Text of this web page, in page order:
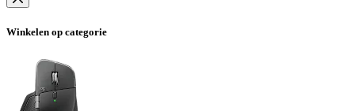
Winkelen op categorie